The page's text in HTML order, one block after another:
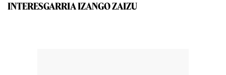
INTERESGARRIA IZANGO ZAIZU